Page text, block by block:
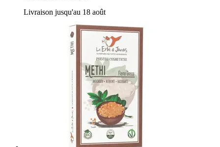
Livraison jusqu'au 18 août